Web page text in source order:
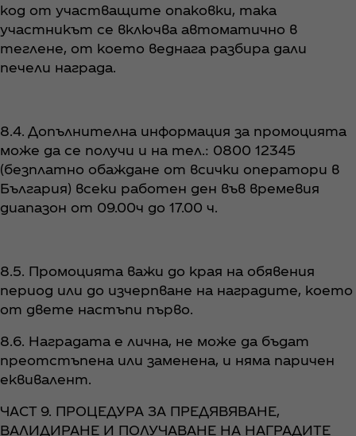
код от участващите опаковки, така
участникът се включва автоматично в
теглене, от което веднага разбира дали
печели награда.
8.4. Допълнителна информация за промоцията
може да се получи и на тел.: 0800 12345
(безплатно обаждане от всички оператори в
България) всеки работен ден във времевия
диапазон от 09.00ч до 17.00 ч.
8.5. Промоцията важи до края на обявения
период или до изчерпване на наградите, което
от двете настъпи първо.
8.6. Наградата е лична, не може да бъдат
преотстъпена или заменена, и няма паричен
еквивалент.
ЧАСТ 9. ПРОЦЕДУРА ЗА ПРЕДЯВЯВАНЕ,
ВАЛИДИРАНЕ И ПОЛУЧАВАНЕ НА НАГРАДИТЕ